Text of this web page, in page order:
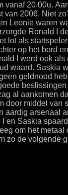
vanaf 20.00u.
van 2006. Niet
Leonie waren
Ronald I
lot als
op het bord
I werd ook
waard. Saskia
geldnood
al aankomen
door middel van
aardig arsenaal
en Saskia
om het
zo de volgende